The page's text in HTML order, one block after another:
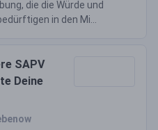
die die Würde und
in den Mi...
SAPV
Deine